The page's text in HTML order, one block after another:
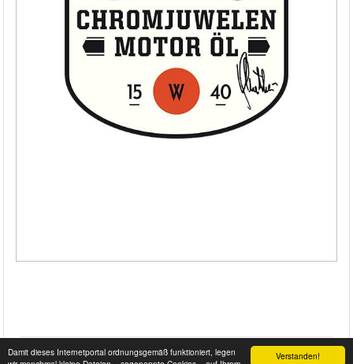
Verstanden!
Damit dieses Internetportal ordnungsgemäß funktioniert, legen